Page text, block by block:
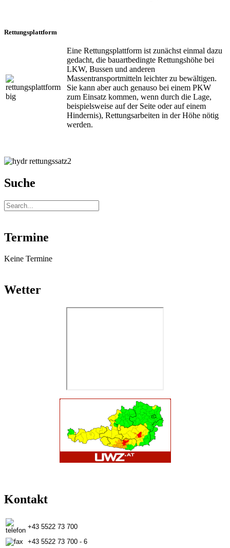
Rettungsplattform
Eine Rettungsplattform ist zunächst einmal dazu
gedacht, die bauartbedingte Rettungshöhe bei
LKW, Bussen und anderen
Massentransportmitteln leichter zu bewältigen.
Sie kann aber auch genauso bei einem PKW
zum Einsatz kommen, wenn durch die Lage,
beispielsweise auf der Seite oder auf einem
Hindernis), Rettungsarbeiten in der Höhe nötig
werden.
Suche
Termine
Keine Termine
Wetter
Kontakt
+43 5522 73 700
+43 5522 73 700 - 6